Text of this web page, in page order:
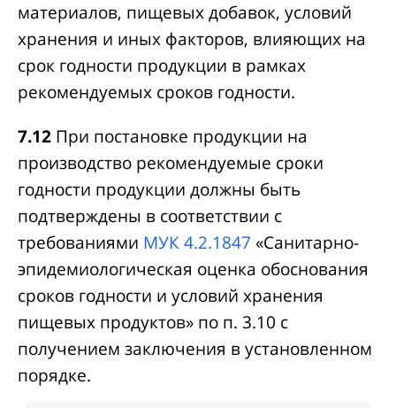
материалов, пищевых добавок, условий
хранения и иных факторов, влияющих на
срок годности продукции в рамках
рекомендуемых сроков годности.
7.12 При постановке продукции на
производство рекомендуемые сроки
годности продукции должны быть
подтверждены в соответствии с
требованиями МУК 4.2.1847 «Санитарно-
эпидемиологическая оценка обоснования
сроков годности и условий хранения
пищевых продуктов» по п. 3.10 с
получением заключения в установленном
порядке.